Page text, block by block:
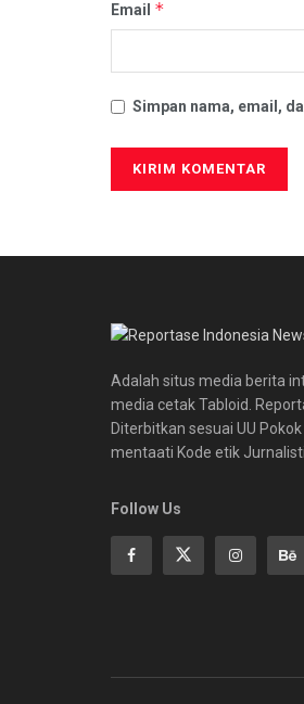
Email *
Simpan nama, email,
Adalah situs media berita
media cetak Tabloid.
Diterbitkan sesuai UU
mentaati Kode etik
Follow Us